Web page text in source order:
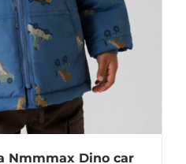
Nmmmax Dino car